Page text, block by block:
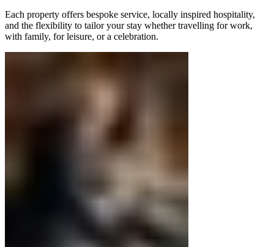
Each property offers bespoke service, locally inspired hospitality,
and the flexibility to tailor your stay whether travelling for work,
with family, for leisure, or a celebration.​​​​‌ ‍ ​‍​‍‌‍ ‌ ​‍‌‍‍‌‌‍‌ ‌‍‍‌‌‍ ‍​‍​‍​ ‍‍​‍​‍‌ ​ ‌‍​‌‌‍ ‍‌‍‍‌‌ ‌​‌ ‍‌​‍ ‍‌‍‍‌‌‍ ​‍​‍​‍ ​​‍​‍‌‍‍​‌ ​‍‌‍‌‌‌‍‌‍​‍​‍​ ‍‍​‍​‍‌‍‍​‌ ‌​‌ ‌​‌ ​​‌ ​ ​ ‍‍​‍ ​‍ ‌‍ ​​‍ ‌‌‍​‌‌‍ ‍‌‍‌​​‍ ‌‌ ​‍​‍ ‌‌‍‍​‌‍ ‌ ‌​‌‍‌‌‌‍ ​‌ ​ ​‍ ‌‌ ​ ‌ ‌​‌ ‌‌‌‍‌​‌‍‍‌‌‍ ​‍ ‍‌ ‌‍‌‍‌‌‌ ​‍‌‍​ ‌‍‌‌‌‍ ​​‍ ‍‌‍​‌‌ ​​‌ ​​​‍ ‌‍‍‌‌‍ ‍‌ ‌​‌‍‌‌‌‍ ‍‌ ‌​​‍ ‌‍‌‌‌‍‌​‌‍‍‌‌ ‌​​‍ ‌‍ ‌‌‍ ‌‍‌​‌‍‌‌​ ‌‌ ​​‌ ​‍‌‍‌‌‌ ​ ‌‍‌‌‌‍ ‍‌ ‌​‌‍​‌‌ ‌​‌‍‍‌‌‍ ‌‍ ‍​ ‍ ‌‍‍‌‌‍‌​​ ‌‌‍‌‍​ ‍‌‌‍‌‍‌‍​‌​ ‍‌‌‍‌‍​ ​ ‌‍‌‍​‍ ‌​ ‌ ​ ‍​​ ‍‌‌‍‌‍​‍ ‌​ ‌​​ ​‍‌‍​‌​ ​‌​‍ ‌​ ‍‌​ ‌​‌‍‌‍​ ​‍​‍ ‌‌‍‌‌​ ​​‌‍‌‍‌‍​‌‌‍‌‍​ ‌‍‌‍‌‍​ ​​​ ‌ ​ ‌‍​ ‌​​ ​ ​ ‍ ‌ ‌​‌ ‍‌‌ ​​‌‍‌‌​ ‌‌ ​​‌‍​‌‌‍‌ ‌‍‌‌​ ‍ ‌ ​​‌‍​‌‌ ‌​‌‍‍​​ ‌‌ ​​‌‍​‌‌‍‌ ‌‍‌‌‌​​‍‌ ‌‌‌‍‍‌‌‍ ​‌‍‌​‌‍‌‌‌ ​‍​‍‌‌​ ‌‌‌​​‍‌‌ ‌‍‍ ‌‍‌‌‌ ‍‌​‍‌‌​ ​ ‌​‌​​‍‌‌​ ​ ‌​‌​​‍‌‌​ ​‍​ ​‍​ ​​‌‍‌‌​ ​ ​ ‌‌​ ​ ​ ‌‌​ ​‌‌‍​ ​ ​‌‌‍​ ‌‍‌‌​ ‍​​‍‌‌​ ​‍​ ​‍​‍‌‌​ ‌‌‌​‌​​‍ ‍‌‍​ ‌‍ ‌ ​​‌ ‍‌​ ​‍​ ‌‍​‍‌‍​‌‌ ​ ‌‍‌‌‌‌‌‌‌ ​‍‌‍ ​​ ‌‌‍‍​‌ ‌​‌ ‌​‌ ​​‌ ​ ​‍‌‌​ ​ ‌​​‌​‍‌‌​ ​‍‌​‌‍​‍‌‌​ ​‍‌​‌‍‌‍ ​​‍ ‌‌‍​‌‌‍ ‍‌‍‌​​‍ ‌‌ ​‍​‍ ‌‌‍‍​‌‍ ‌ ‌​‌‍‌‌‌‍ ​‌ ​ ​‍ ‌‌ ​ ‌ ‌​‌ ‌‌‌‍‌​‌‍‍‌‌‍ ​‍ ‍‌ ‌‍‌‍‌‌‌ ​‍‌‍​ ‌‍‌‌‌‍ ​​‍ ‍‌‍​‌‌ ​​‌ ​​​‍‌‍‌‍‍‌‌‍‌​​ ‌‌‍‌‍​ ‍‌‌‍‌‍‌‍​‌​ ‍‌‌‍‌‍​ ​ ‌‍‌‍​‍ ‌​ ‌ ​ ‍​​ ‍‌‌‍‌‍​‍ ‌​ ‌​​ ​‍‌‍​‌​ ​‌​‍ ‌​ ‍‌​ ‌​‌‍‌‍​ ​‍​‍ ‌‌‍‌‌​ ​​‌‍‌‍‌‍​‌‌‍‌‍​ ‌‍‌‍‌‍​ ​​​ ‌ ​ ‌‍​ ‌​​ ​ ​‍‌‍‌ ‌​‌ ‍‌‌ ​​‌‍‌‌​ ‌‌ ​​‌‍​‌‌‍‌ ‌‍‌‌​‍‌‍‌ ​​‌‍​‌‌ ‌​‌‍‍​​ ‌‌ ​​‌‍​‌‌‍‌ ‌‍‌‌‌​​‍‌ ‌‌‌‍‍‌‌‍ ​‌‍‌​‌‍‌‌‌ ​‍​‍‌‌​ ‌‌‌​​‍‌‌ ‌‍‍ ‌‍‌‌‌ ‍‌​‍‌‌​ ​ ‌​‌​​‍‌‌​ ​ ‌​‌​​‍‌‌​ ​‍​ ​‍​ ​​‌‍‌‌​ ​ ​ ‌‌​ ​ ​ ‌‌​ ​‌‌‍​ ​ ​‌‌‍​ ‌‍‌‌​ ‍​​‍‌‌​ ​‍​ ​‍​‍‌‌​ ‌‌‌​‌​​‍ ‍‌‍​ ‌‍ ‌ ​​‌ ‍‌​ ​‍​‍‌‍‌ ​​‌‍‌‌‌ ​‍‌ ​ ‌ ​​‌‍‌‌‌‍​ ‌ ‌​‌‍‍‌‌ ‌‍‌‍‌‌​ ‌‌ ​​‌ ‌‌‌‍​‍‌‍ ​‌‍‍‌‌ ​ ‌‍‍​‌‍‌‌‌‍‌​​‍​‍‌ ‌